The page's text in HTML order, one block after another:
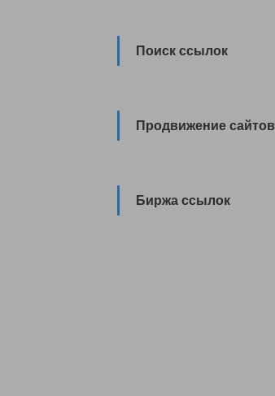
Поиск ссылок
Продвижение сайтов
Биржа ссылок